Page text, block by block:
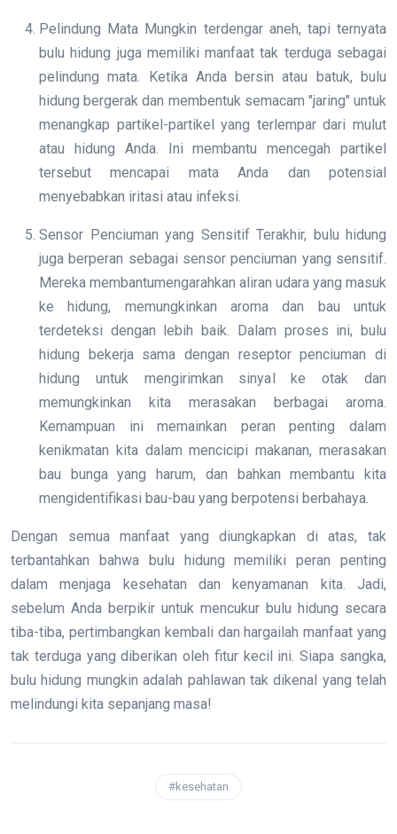
Pelindung Mata Mungkin terdengar aneh, tapi ternyata
bulu hidung juga memiliki manfaat tak terduga sebagai
pelindung mata. Ketika Anda bersin atau batuk, bulu
hidung bergerak dan membentuk semacam "jaring" untuk
menangkap partikel-partikel yang terlempar dari mulut
atau hidung Anda. Ini membantu mencegah partikel
tersebut mencapai mata Anda dan potensial
menyebabkan iritasi atau infeksi.
Sensor Penciuman yang Sensitif Terakhir, bulu hidung
juga berperan sebagai sensor penciuman yang sensitif.
Mereka membantumengarahkan aliran udara yang masuk
ke hidung, memungkinkan aroma dan bau untuk
terdeteksi dengan lebih baik. Dalam proses ini, bulu
hidung bekerja sama dengan reseptor penciuman di
hidung untuk mengirimkan sinyal ke otak dan
memungkinkan kita merasakan berbagai aroma.
Kemampuan ini memainkan peran penting dalam
kenikmatan kita dalam mencicipi makanan, merasakan
bau bunga yang harum, dan bahkan membantu kita
mengidentifikasi bau-bau yang berpotensi berbahaya.
Dengan semua manfaat yang diungkapkan di atas, tak
terbantahkan bahwa bulu hidung memiliki peran penting
dalam menjaga kesehatan dan kenyamanan kita. Jadi,
sebelum Anda berpikir untuk mencukur bulu hidung secara
tiba-tiba, pertimbangkan kembali dan hargailah manfaat yang
tak terduga yang diberikan oleh fitur kecil ini. Siapa sangka,
bulu hidung mungkin adalah pahlawan tak dikenal yang telah
melindungi kita sepanjang masa!
#kesehatan